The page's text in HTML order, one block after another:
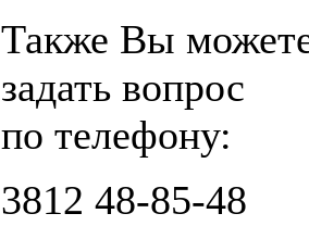
Также Вы
задать вопрос
по телефону:
3812 48-85-48